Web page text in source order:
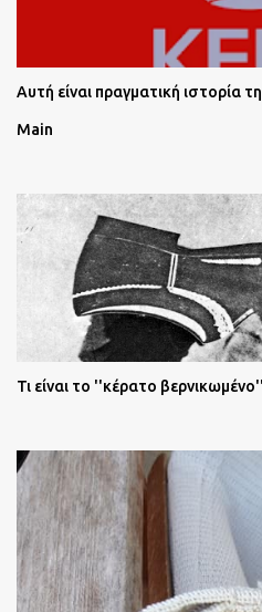
Αυτή είναι πραγματική ιστορία
Main
Τι είναι το ''κέρατο